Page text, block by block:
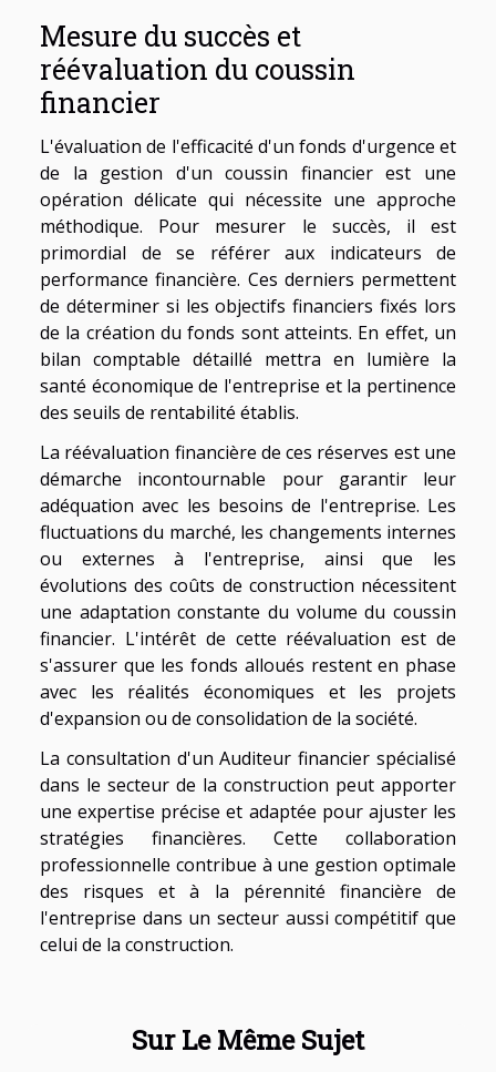
Mesure du succès et
réévaluation du coussin
financier
L'évaluation de l'efficacité d'un fonds d'urgence et
de la gestion d'un coussin financier est une
opération délicate qui nécessite une approche
méthodique. Pour mesurer le succès, il est
primordial de se référer aux indicateurs de
performance financière. Ces derniers permettent
de déterminer si les objectifs financiers fixés lors
de la création du fonds sont atteints. En effet, un
bilan comptable détaillé mettra en lumière la
santé économique de l'entreprise et la pertinence
des seuils de rentabilité établis.
La réévaluation financière de ces réserves est une
démarche incontournable pour garantir leur
adéquation avec les besoins de l'entreprise. Les
fluctuations du marché, les changements internes
ou externes à l'entreprise, ainsi que les
évolutions des coûts de construction nécessitent
une adaptation constante du volume du coussin
financier. L'intérêt de cette réévaluation est de
s'assurer que les fonds alloués restent en phase
avec les réalités économiques et les projets
d'expansion ou de consolidation de la société.
La consultation d'un Auditeur financier spécialisé
dans le secteur de la construction peut apporter
une expertise précise et adaptée pour ajuster les
stratégies financières. Cette collaboration
professionnelle contribue à une gestion optimale
des risques et à la pérennité financière de
l'entreprise dans un secteur aussi compétitif que
celui de la construction.
Sur Le Même Sujet